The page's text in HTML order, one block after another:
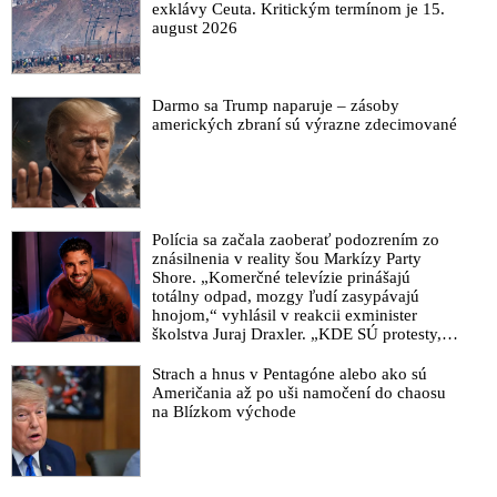
VIDEO: Ohavný neokoloniálny systém je mŕtvy. Ľudstvo
smeruje nezadržateľne k novému multilaterálnemu svetovému
poriadku, skonštatoval Putin vo svojom prejave na
Protiamerický trend v arabskom svete pokračuje žiadosťou
Egypta o vstup do BRICS
VIDEO: Kolaps americké moci v přímém přenosu! Egypt
oficiálně požádal o vstup do BRICS, Saúdská Arábie chce
prezident v parlamentu oznámil dedolarizaci Keni ve veškerém
obchodu s africkými zeměmi
Macron požiadal organizátora prelomového summitu BRICS v
Juhoafrickej republike, aby sa ho Francúzsko mohlo zúčastniť
Svetová ekonomika začína vykazovať známky dedolarizácie,
začínajú priznávať experti z najväčšej americkej banky
JPMorgan
Bloomberg: Odpor voči americkému doláru rastie po celom
svete
Západný svet sa nachádza v polčase rozpadu: Snahám USA
exklávy Ceuta. Kritickým termínom je 15.
august 2026
Darmo sa Trump naparuje – zásoby
amerických zbraní sú výrazne zdecimované
Polícia sa začala zaoberať podozrením zo
znásilnenia v reality šou Markízy Party
Shore. „Komerčné televízie prinášajú
totálny odpad, mozgy ľudí zasypávajú
hnojom,“ vyhlásil v reakcii exminister
školstva Juraj Draxler. „KDE SÚ protesty,
pracovníkov?“ spýtal sa
Strach a hnus v Pentagóne alebo ako sú
Američania až po uši namočení do chaosu
na Blízkom východe